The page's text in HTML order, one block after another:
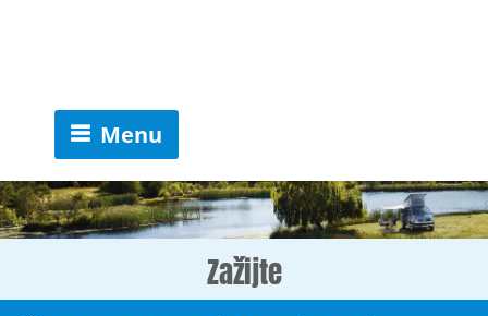
Menu
Zažijte